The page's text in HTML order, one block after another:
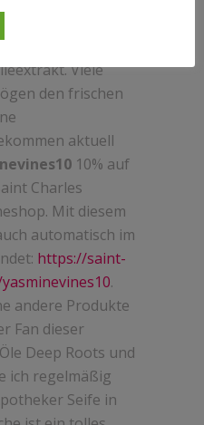
wertvollen Ölen
Orange,
Viele
den frischen
aktuell
10% auf
Charles
Mit diesem
automatisch im
https://saint-
.
andere Produkte
Fan dieser
Deep Roots und
ich regelmäßig
Seife in